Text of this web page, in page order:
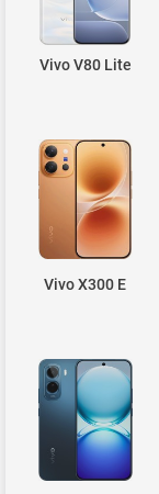
Vivo V80 Lite
Vivo X300 E